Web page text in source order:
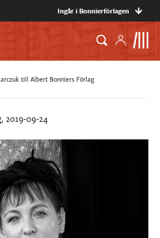
Ingår i Bonnierförlagen
till Albert Bonniers Förlag
, 2019-09-24